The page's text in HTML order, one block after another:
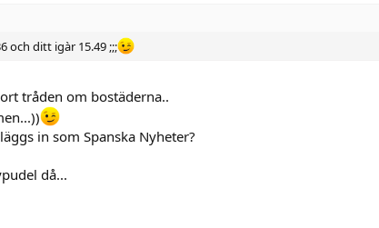
och ditt igàr 15.49 ;;;
tråden om bostäderna..
in som Spanska Nyheter?
då...